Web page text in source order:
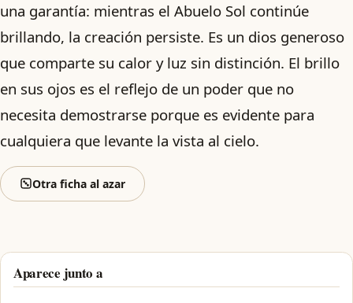
una garantía: mientras el Abuelo Sol continúe
brillando, la creación persiste. Es un dios generoso
que comparte su calor y luz sin distinción. El brillo
en sus ojos es el reflejo de un poder que no
necesita demostrarse porque es evidente para
cualquiera que levante la vista al cielo.
Otra ficha al azar
Aparece junto a